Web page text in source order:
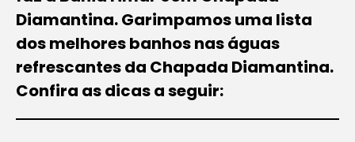
Diamantina. Garimpamos uma lista
dos melhores banhos nas águas
refrescantes da Chapada Diamantina.
Confira as dicas a seguir: